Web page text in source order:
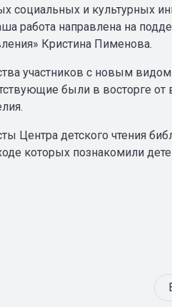
социальных и культурных
работа направлена на
Кристина Пименова.
участников с новым видом
были в восторге от
Центра детского чтения
которых познакомили